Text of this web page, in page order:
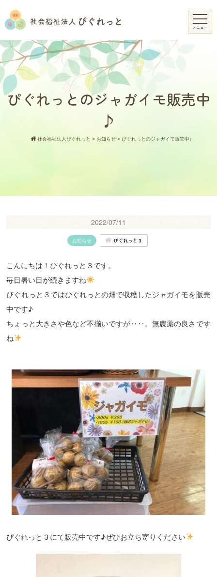
メニュー
ぴぐれっとのジャガイモ販売中
♪
社会福祉法人ぴぐれっと > お知らせ> ぴぐれっとのジャガイモ販売中♪
2022/07/11
お知らせ ぴぐれっと３
こんにちは！ぴぐれっと３です。
毎日暑い日が続きますね
ぴぐれっと３ではぴぐれっとの畑で収穫したジャガイモを販売
中です♪
ちょっと大きさや色など不揃いですが‥‥。無農薬の良さです
ね
ぴぐれっと３にて販売中です♪ぜひお立ち寄りください